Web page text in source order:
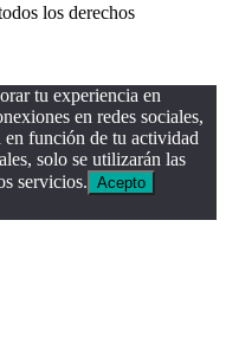
los derechos
tu experiencia en
en redes sociales,
función de tu actividad
solo se utilizarán las
servicios. Acepto